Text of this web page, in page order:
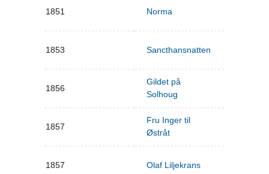
1851 Norma
1853 Sancthansnatten
1856
Gildet på
Solhoug
1857
Fru Inger til
Østråt
1857 Olaf Liljekrans